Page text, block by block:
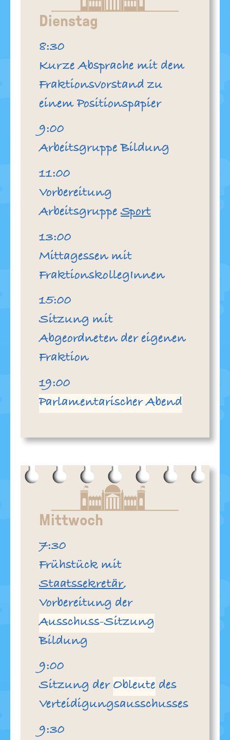
Dienstag
8:30
Kurze Absprache mit dem
Fraktionsvorstand zu
einem Positionspapier
9:00
Arbeitsgruppe Bildung
11:00
Vorbereitung
ArbeitsgruppeSport
13:00
Mittagessen mit
FraktionskollegInnen
15:00
Sitzung mit
Abgeordneten der eigenen
Fraktion
19:00
Parlamentarischer Abend
Mittwoch
7:30
Frühstück mit
Staatssekretär,
Vorbereitung der
Ausschuss-Sitzung
Bildung
9:00
Sitzung der Obleute des
Verteidigungsausschusses
9:30